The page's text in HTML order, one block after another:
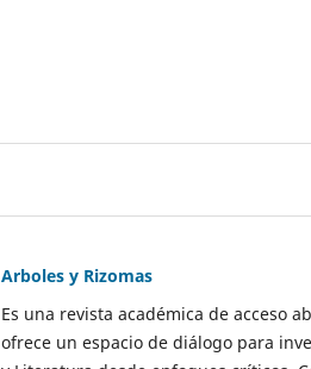
Arboles y Rizomas
Es una revista académica de acceso
ofrece un espacio de diálogo para